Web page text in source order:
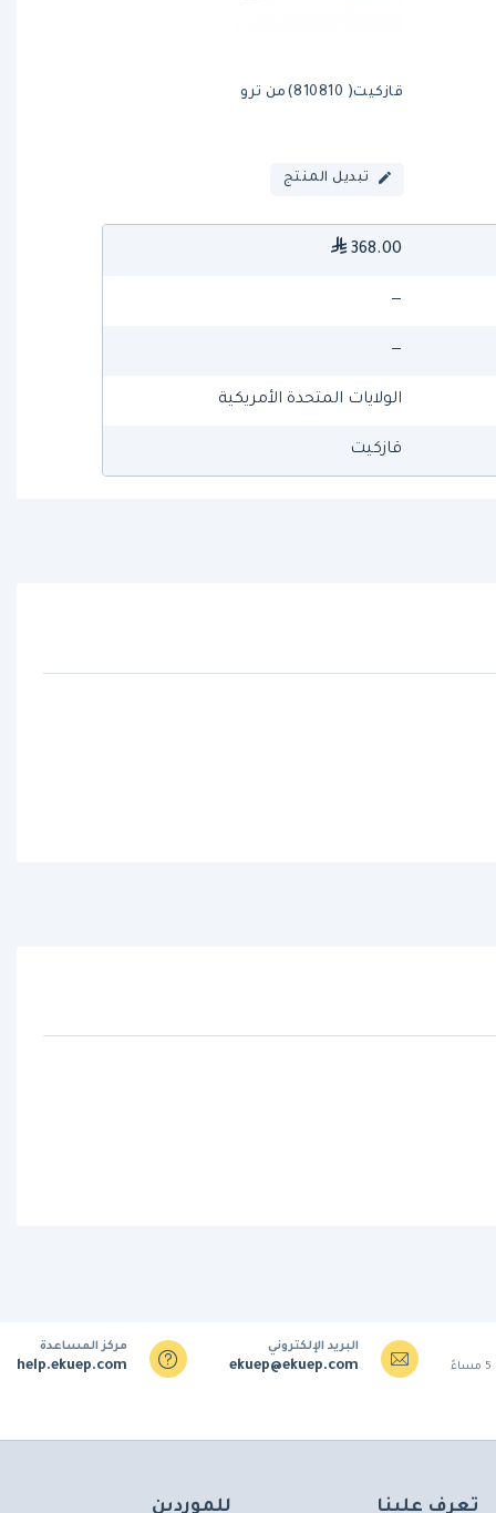
قازكيت( 810810)من ترو
تبديل المنتج
368.00
—
—
الولايات المتحدة الأمريكية
قازكيت
البريد الإلكتروني
ekuep@ekuep.com
مركز المساعدة
help.ekuep.com
تعرف علينا للموردين